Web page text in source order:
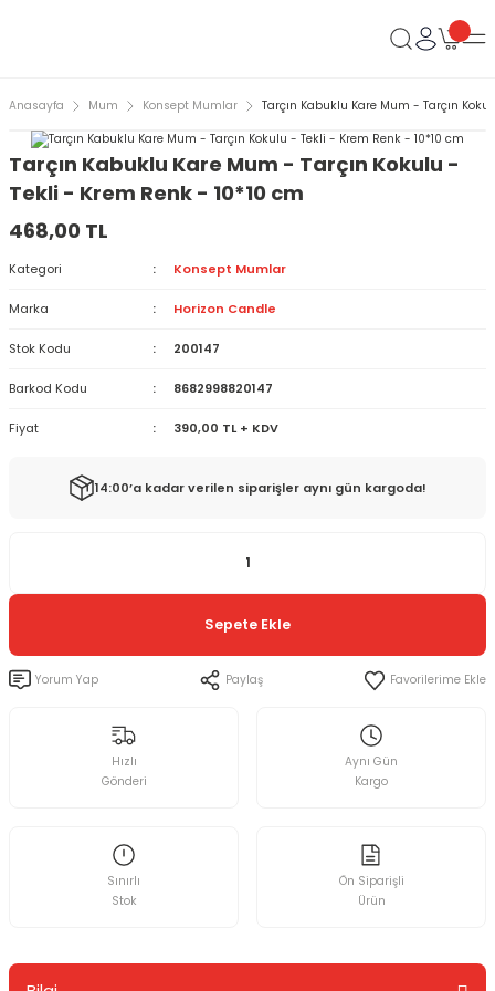
Anasayfa Mum Konsept Mumlar Tarçın Kabuklu Kare Mum - Tarçın
Tarçın Kabuklu Kare Mum - Tarçın Kokulu -
Tekli - Krem Renk - 10*10 cm
468,00 TL
Kategori Konsept Mumlar
Marka Horizon Candle
Stok Kodu 200147
Barkod Kodu 8682998820147
Fiyat 390,00 TL + KDV
14:00’a kadar verilen siparişler aynı gün kargoda!
Sepete Ekle
Yorum Yap Paylaş
Hızlı
Gönderi
Aynı Gün
Kargo
Sınırlı
Stok
Ön Siparişli
Ürün